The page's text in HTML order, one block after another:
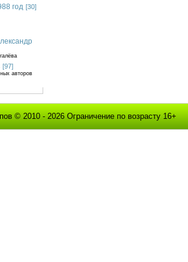
год [30]
[97]
авторов
© 2010 - 2026 Ограничение по возрасту 16+